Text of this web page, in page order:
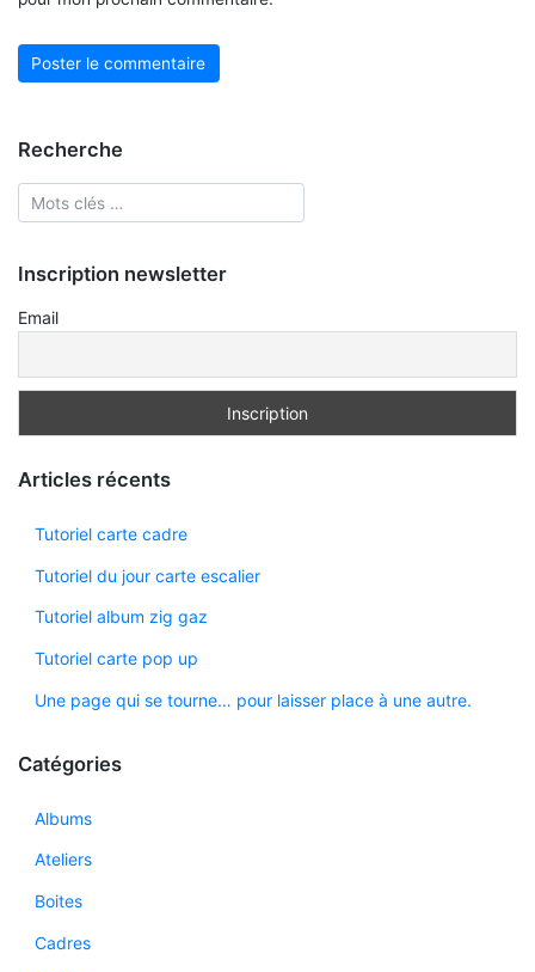
Recherche
Inscription newsletter
Email
Articles récents
Tutoriel carte cadre
Tutoriel du jour carte escalier
Tutoriel album zig gaz
Tutoriel carte pop up
Une page qui se tourne… pour laisser place à une autre.
Catégories
Albums
Ateliers
Boites
Cadres